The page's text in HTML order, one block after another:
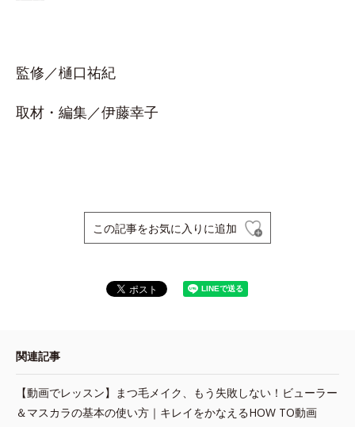
監修／樋口祐紀
取材・編集／伊藤幸子
この記事をお気に入りに追加
関連記事
【動画でレッスン】まつ毛メイク、もう失敗しない！ビューラー
＆マスカラの基本の使い方｜キレイをかなえるHOW TO動画